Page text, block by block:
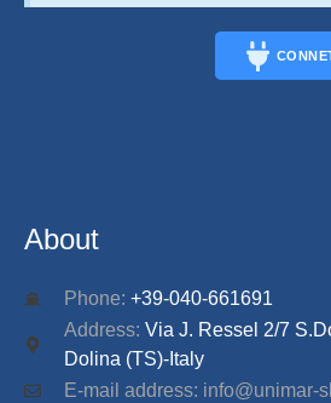
About
Phone: +39-040-661691
Address: Via J. Ressel 2/7
Dolina (TS)-Italy
E-mail address: info@unimar-